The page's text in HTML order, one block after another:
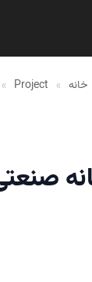
خانه »
Project
»